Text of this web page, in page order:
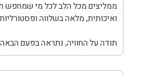
ממליצים מכל הלב לכל מי
ואיכותית, מלאה בשלווה
תודה על החוויה, נתראה בפעם